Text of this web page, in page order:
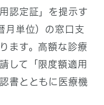
認定証」を提示す
月単位）の窓口支
ます。高額な診療
して「限度額適用
書とともに医療機